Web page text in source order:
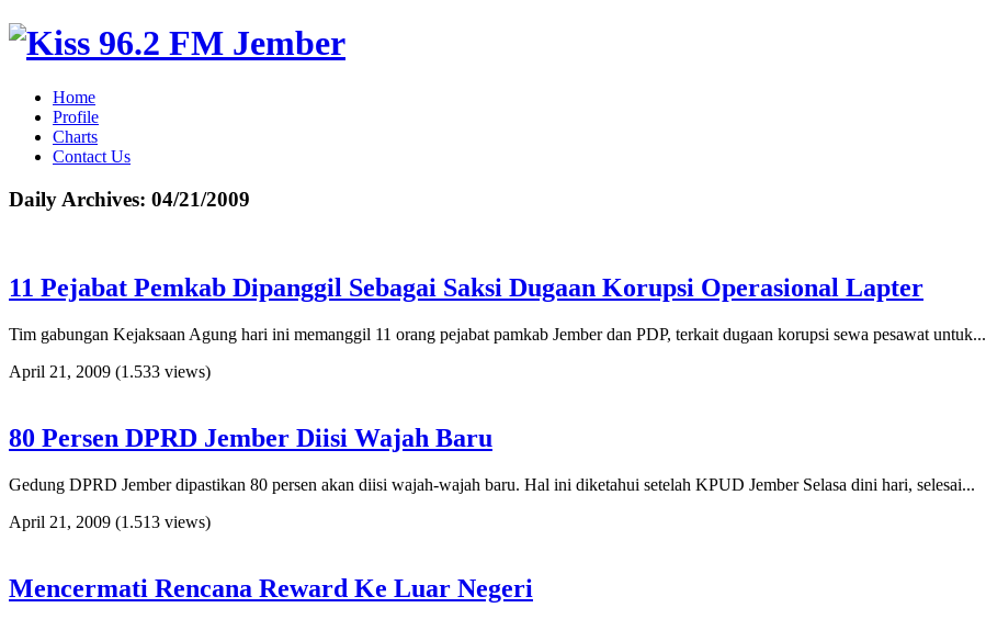
Home
Profile
Charts
Contact Us
Daily Archives: 04/21/2009
11 Pejabat Pemkab Dipanggil Sebagai Saksi Dugaan Korupsi Operasional Lapter
Tim gabungan Kejaksaan Agung hari ini memanggil 11 orang pejabat pamkab Jember dan PDP, terkait dugaan korupsi sewa pesawat untuk...
April 21, 2009 (1.533 views)
80 Persen DPRD Jember Diisi Wajah Baru
Gedung DPRD Jember dipastikan 80 persen akan diisi wajah-wajah baru. Hal ini diketahui setelah KPUD Jember Selasa dini hari, selesai...
April 21, 2009 (1.513 views)
Mencermati Rencana Reward Ke Luar Negeri